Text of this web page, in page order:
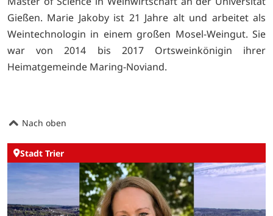
Gießen. Marie Jakoby ist 21 Jahre alt und arbeitet als
Weintechnologin in einem großen Mosel-Weingut. Sie
war von 2014 bis 2017 Ortsweinkönigin ihrer
Heimatgemeinde Maring-Noviand.
Nach oben
Stadt Trier